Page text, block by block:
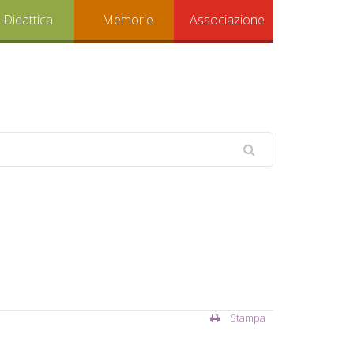
Didattica Memorie Associazione
Stampa